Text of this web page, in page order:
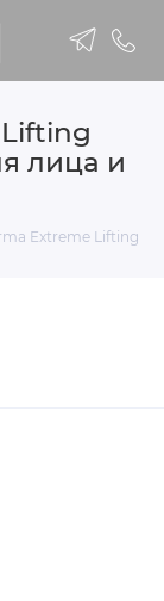
лица и
Extreme Lifting